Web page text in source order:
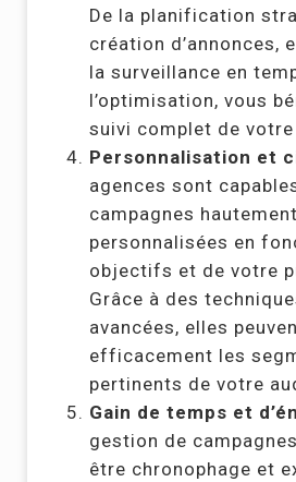
De la planification
création d’annonces,
la surveillance en
l’optimisation, vous
suivi complet de votre
Personnalisation et
agences sont
campagnes hautement
personnalisées en
objectifs et de votre
Grâce à des
avancées, elles
efficacement les
pertinents de votre
Gain de temps et
gestion de
être chronophage et